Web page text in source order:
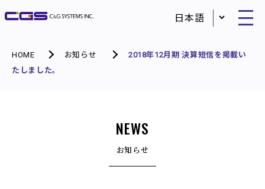
HOME お知らせ
2018年12月期 決算短信を掲載い
たしました。
NEWS
お知らせ